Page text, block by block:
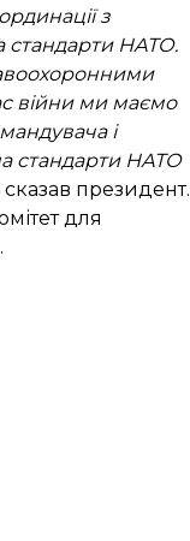
з
стандарти НАТО.
війни ми маємо
і
стандарти НАТО
президент.
для